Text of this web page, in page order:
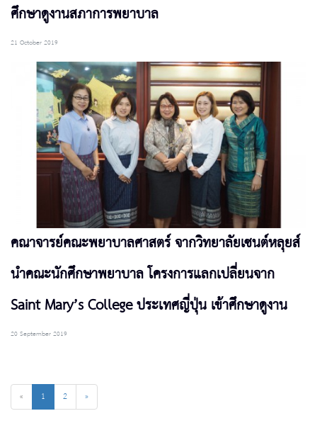
ศึกษาดูงานสภาการพยาบาล
21 October 2019
คณาจารย์คณะพยาบาลศาสตร์ จากวิทยาลัยเซนต์หลุยส์
นำคณะนักศึกษาพยาบาล โครงการแลกเปลี่ยนจาก
Saint Mary’s College ประเทศญี่ปุ่น เข้าศึกษาดูงาน
20 September 2019
« 1 2 »